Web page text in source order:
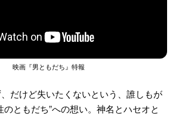
映画『男ともだち』特報
だけど失いたくないという、誰しもが
のともだち”への想い。神名とハセオと